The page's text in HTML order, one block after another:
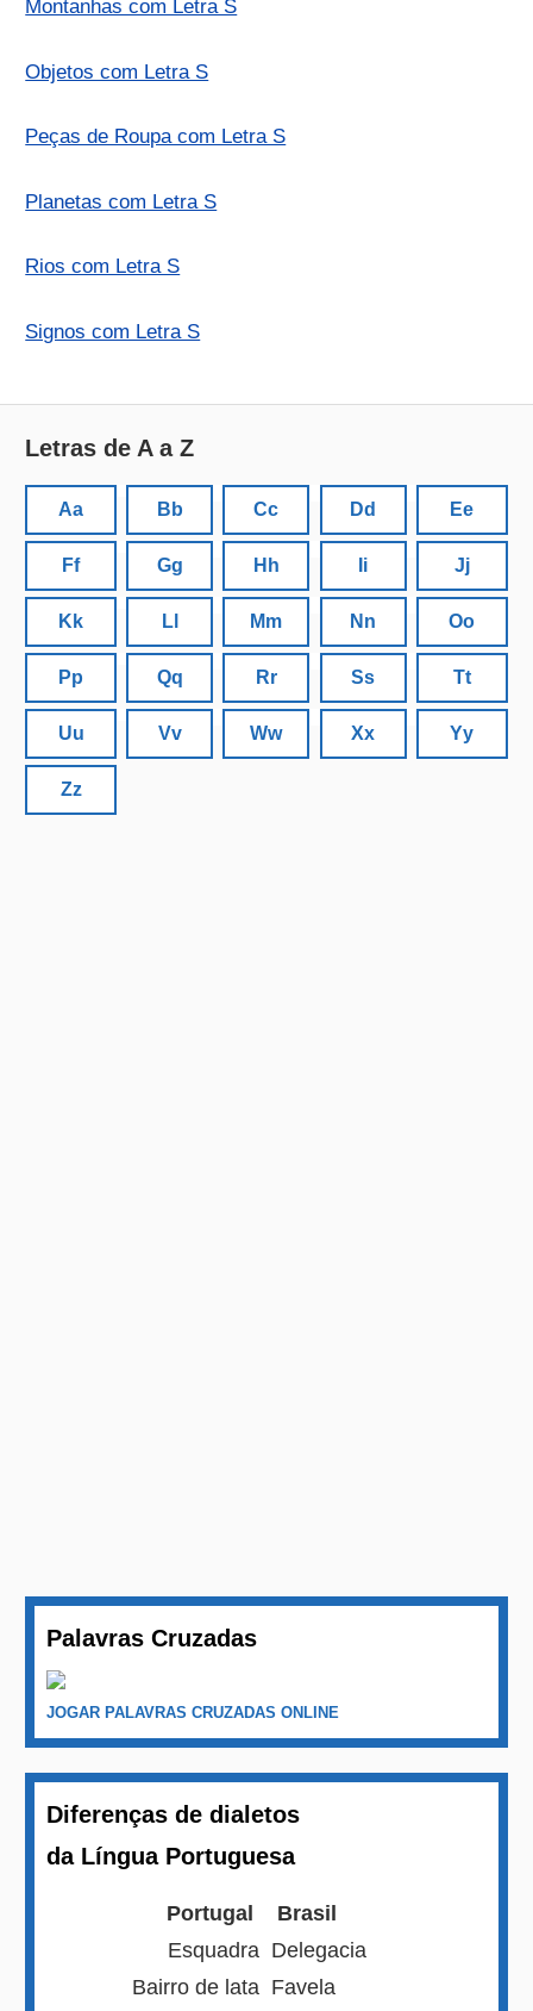
Montanhas com Letra S
Objetos com Letra S
Peças de Roupa com Letra S
Planetas com Letra S
Rios com Letra S
Signos com Letra S
Letras de A a Z
Aa Bb Cc Dd Ee
Ff Gg Hh Ii Jj
Kk Ll Mm Nn Oo
Pp Qq Rr Ss Tt
Uu Vv Ww Xx Yy
Zz
Palavras Cruzadas
JOGAR PALAVRAS CRUZADAS ONLINE
Diferenças de dialetos
da Língua Portuguesa
Portugal
Brasil
Esquadra Delegacia
Bairro de lata Favela